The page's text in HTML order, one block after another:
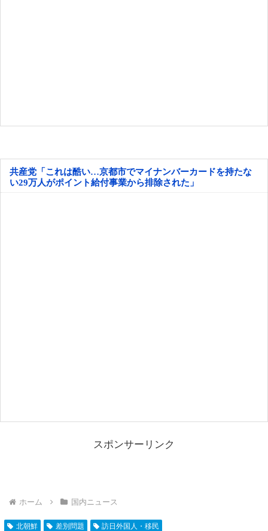
共産党「これは酷い…京都市でマイナンバーカードを持たな
い29万人がポイント給付事業から排除された」
スポンサーリンク
ホーム 国内ニュース
北朝鮮 差別問題 訪日外国人・移民